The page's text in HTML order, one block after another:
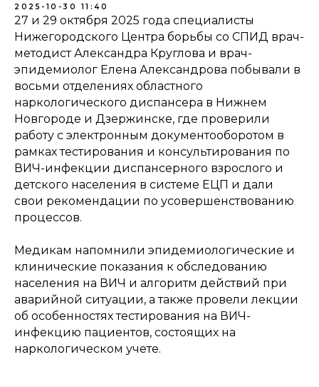
2025-10-30 11:40
27 и 29 октября 2025 года специалисты
Нижегородского Центра борьбы со СПИД врач-
методист Александра Круглова и врач-
эпидемиолог Елена Александрова побывали в
восьми отделениях областного
наркологического диспансера в Нижнем
Новгороде и Дзержинске, где проверили
работу с электронным документооборотом в
рамках тестирования и консультирования по
ВИЧ-инфекции диспансерного взрослого и
детского населения в системе ЕЦП и дали
свои рекомендации по усовершенствованию
процессов.
Медикам напомнили эпидемиологические и
клинические показания к обследованию
населения на ВИЧ и алгоритм действий при
аварийной ситуации, а также провели лекции
об особенностях тестирования на ВИЧ-
инфекцию пациентов, состоящих на
наркологическом учете.